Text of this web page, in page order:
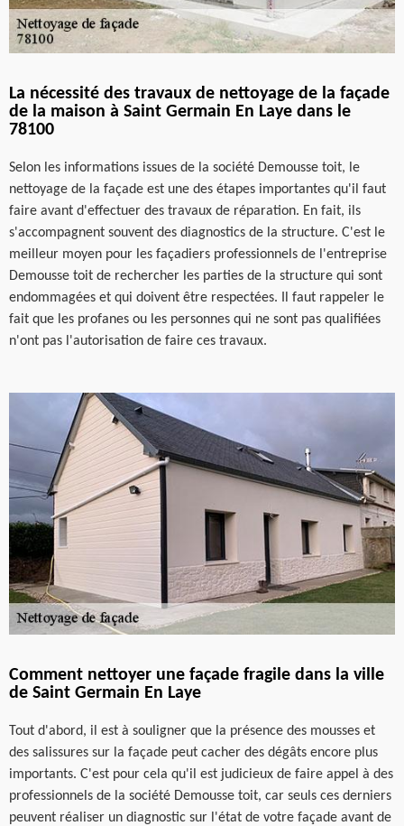
La nécessité des travaux de nettoyage de la façade
de la maison à Saint Germain En Laye dans le
78100
Selon les informations issues de la société Demousse toit, le
nettoyage de la façade est une des étapes importantes qu'il faut
faire avant d'effectuer des travaux de réparation. En fait, ils
s'accompagnent souvent des diagnostics de la structure. C'est le
meilleur moyen pour les façadiers professionnels de l'entreprise
Demousse toit de rechercher les parties de la structure qui sont
endommagées et qui doivent être respectées. Il faut rappeler le
fait que les profanes ou les personnes qui ne sont pas qualifiées
n'ont pas l'autorisation de faire ces travaux.
Comment nettoyer une façade fragile dans la ville
de Saint Germain En Laye
Tout d'abord, il est à souligner que la présence des mousses et
des salissures sur la façade peut cacher des dégâts encore plus
importants. C'est pour cela qu'il est judicieux de faire appel à des
professionnels de la société Demousse toit, car seuls ces derniers
peuvent réaliser un diagnostic sur l'état de votre façade avant de